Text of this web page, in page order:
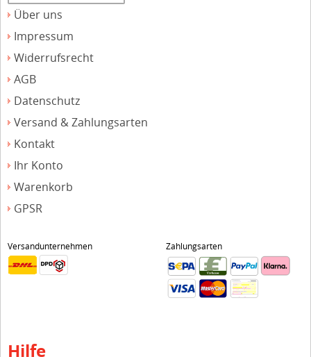
Über uns
Impressum
Widerrufsrecht
AGB
Datenschutz
Versand & Zahlungsarten
Kontakt
Ihr Konto
Warenkorb
GPSR
Versandunternehmen Zahlungsarten
Hilfe